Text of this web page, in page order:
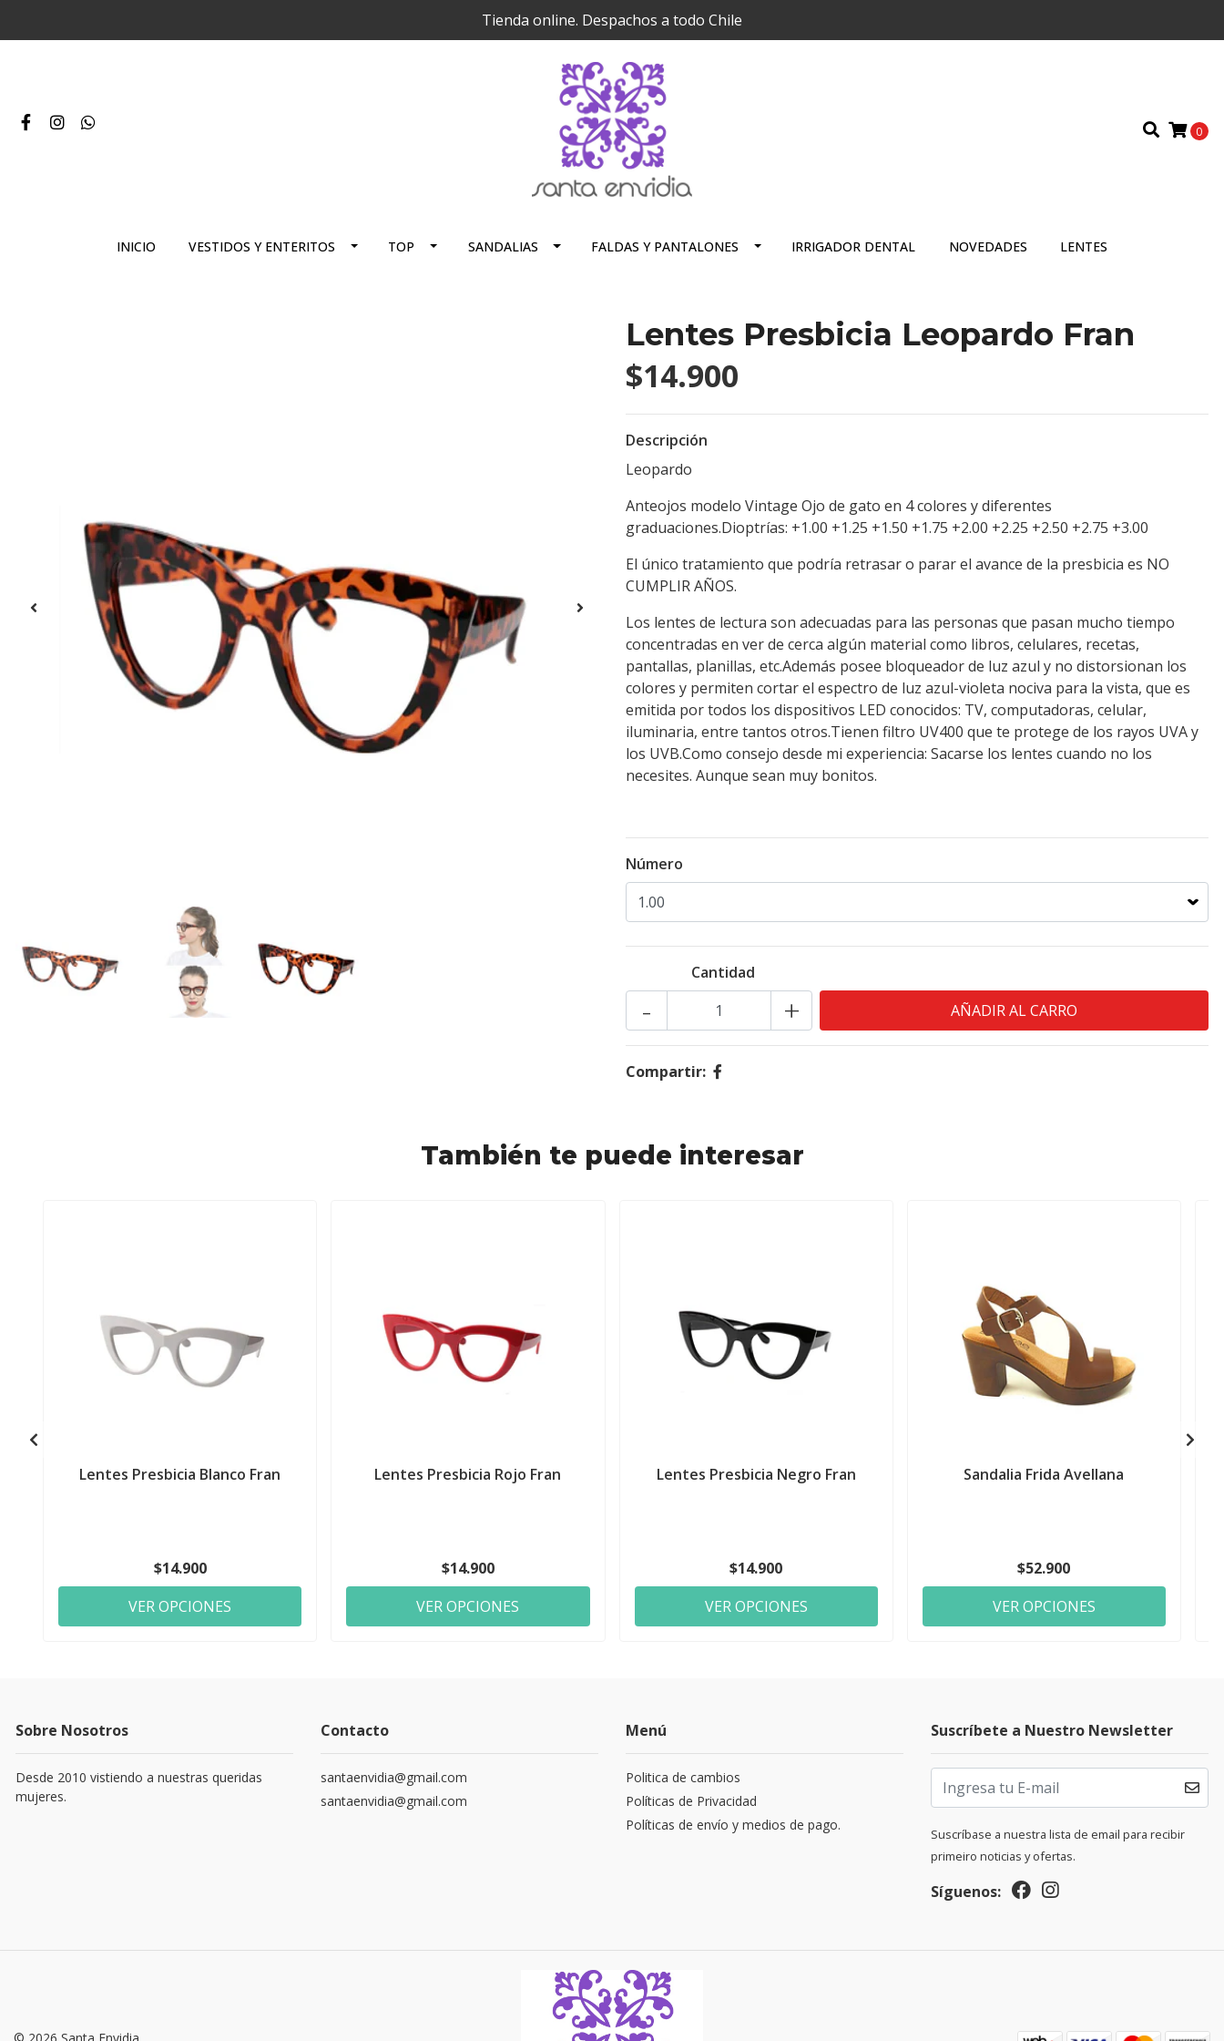
Tienda online. Despachos a todo Chile
0
INICIO VESTIDOS Y ENTERITOS TOP SANDALIAS FALDAS Y PANTALONES IRRIGADOR DENTAL NOVEDADES LENTES
Lentes Presbicia Leopardo Fran
$14.900
Descripción
Leopardo
Anteojos modelo Vintage Ojo de gato en 4 colores y diferentes
graduaciones.Dioptrías: +1.00 +1.25 +1.50 +1.75 +2.00 +2.25 +2.50 +2.75 +3.00
El único tratamiento que podría retrasar o parar el avance de la presbicia es NO
CUMPLIR AÑOS.
Los lentes de lectura son adecuadas para las personas que pasan mucho tiempo
concentradas en ver de cerca algún material como libros, celulares, recetas,
pantallas, planillas, etc.Además posee bloqueador de luz azul y no distorsionan los
colores y permiten cortar el espectro de luz azul-violeta nociva para la vista, que es
emitida por todos los dispositivos LED conocidos: TV, computadoras, celular,
iluminaria, entre tantos otros.Tienen filtro UV400 que te protege de los rayos UVA y
los UVB.Como consejo desde mi experiencia: Sacarse los lentes cuando no los
necesites. Aunque sean muy bonitos.
Número
Cantidad
+
-
Compartir:
También te puede interesar
Lentes Presbicia Blanco Fran
$14.900
VER OPCIONES
Lentes Presbicia Rojo Fran
$14.900
VER OPCIONES
Lentes Presbicia Negro Fran
$14.900
VER OPCIONES
Sandalia Frida Avellana
$52.900
VER OPCIONES
Sobre Nosotros
Desde 2010 vistiendo a nuestras queridas
mujeres.
Contacto
santaenvidia@gmail.com
santaenvidia@gmail.com
Menú
Politica de cambios
Políticas de Privacidad
Políticas de envío y medios de pago.
Suscríbete a Nuestro Newsletter
Suscríbase a nuestra lista de email para recibir
primeiro noticias y ofertas.
Síguenos: